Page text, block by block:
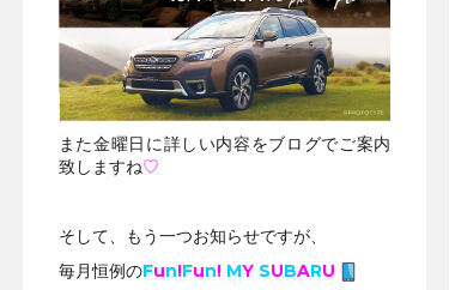
また金曜日に詳しい内容をブログでご案内
致しますね♡
そして、もう一つお知らせですが、
毎月恒例のFun!Fun!MY SUBARU